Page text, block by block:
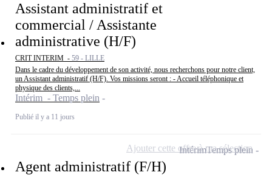
Assistant administratif et
commercial / Assistante
administrative (H/F)
CRIT INTERIM - 59 - LILLE
Dans le cadre du développement de son activité, nous recherchons pour notre client,
un Assistant administratif (H/F). Vos missions seront : - Accueil téléphonique et
physique des clients,...
Intérim - Temps plein
Publié il y a 11 jours
Agent administratif (F/H)
IntérimTemps plein
Ajouter cette offre à ma sélection